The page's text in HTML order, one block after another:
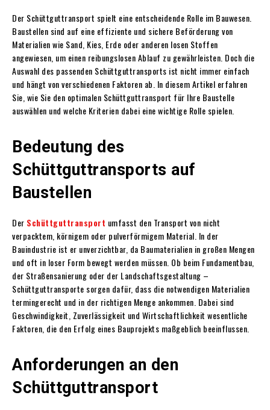
Der Schüttguttransport spielt eine entscheidende Rolle im Bauwesen.
Baustellen sind auf eine effiziente und sichere Beförderung von
Materialien wie Sand, Kies, Erde oder anderen losen Stoffen
angewiesen, um einen reibungslosen Ablauf zu gewährleisten. Doch die
Auswahl des passenden Schüttguttransports ist nicht immer einfach
und hängt von verschiedenen Faktoren ab. In diesem Artikel erfahren
Sie, wie Sie den optimalen Schüttguttransport für Ihre Baustelle
auswählen und welche Kriterien dabei eine wichtige Rolle spielen.
Bedeutung des
Schüttguttransports auf
Baustellen
Der Schüttguttransport umfasst den Transport von nicht
verpacktem, körnigem oder pulverförmigem Material. In der
Bauindustrie ist er unverzichtbar, da Baumaterialien in großen Mengen
und oft in loser Form bewegt werden müssen. Ob beim Fundamentbau,
der Straßensanierung oder der Landschaftsgestaltung –
Schüttguttransporte sorgen dafür, dass die notwendigen Materialien
termingerecht und in der richtigen Menge ankommen. Dabei sind
Geschwindigkeit, Zuverlässigkeit und Wirtschaftlichkeit wesentliche
Faktoren, die den Erfolg eines Bauprojekts maßgeblich beeinflussen.
Anforderungen an den
Schüttguttransport